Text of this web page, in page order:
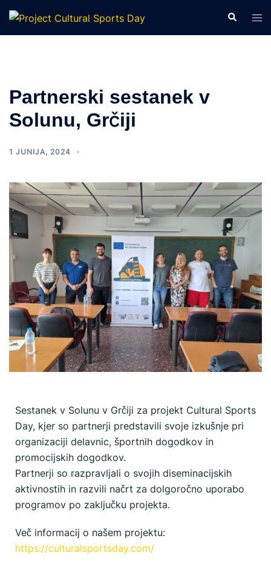
Partnerski sestanek v
Solunu, Grčiji
1 JUNIJA, 2024
Sestanek v Solunu v Grčiji za projekt Cultural Sports
Day, kjer so partnerji predstavili svoje izkušnje pri
organizaciji delavnic, športnih dogodkov in
promocijskih dogodkov.
Partnerji so razpravljali o svojih diseminacijskih
aktivnostih in razvili načrt za dolgoročno uporabo
programov po zaključku projekta.
Več informacij o našem projektu:
https://culturalsportsday.com/